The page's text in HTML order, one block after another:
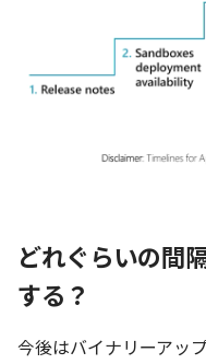
どれぐらいの間
する？
今後はバイナリーアッ